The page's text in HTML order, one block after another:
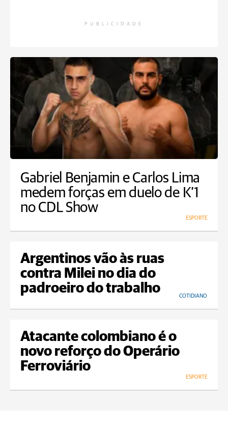
PUBLICIDADE
Gabriel Benjamin e Carlos Lima
medem forças em duelo de K’1
no CDL Show
ESPORTE
Argentinos vão às ruas
contra Milei no dia do
padroeiro do trabalho
COTIDIANO
Atacante colombiano é o
novo reforço do Operário
Ferroviário
ESPORTE